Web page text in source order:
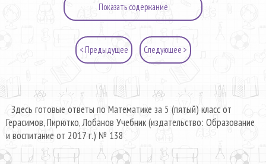
Показать содержание
< Предыдущее Следующее >
Здесь готовые ответы по Математике за 5 (пятый) класс от
Герасимов, Пирютко, Лобанов Учебник (издательство: Образование
и воспитание от 2017 г.) № 138